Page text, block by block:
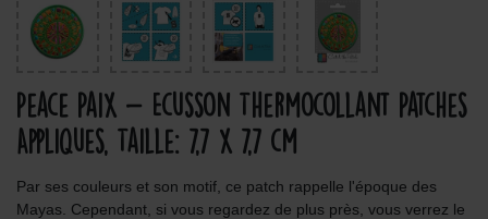
Peace Paix - Ecusson Thermocollant Patches
Appliques, Taille: 7,7 x 7,7 cm
Par ses couleurs et son motif, ce patch rappelle l'époque des
Mayas. Cependant, si vous regardez de plus près, vous verrez le